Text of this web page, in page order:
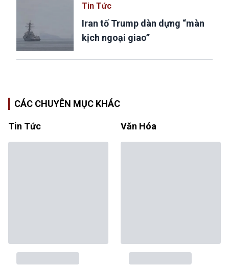
Tin Tức
Iran tố Trump dàn dựng “màn
kịch ngoại giao”
CÁC CHUYÊN MỤC KHÁC
Tin Tức Văn Hóa